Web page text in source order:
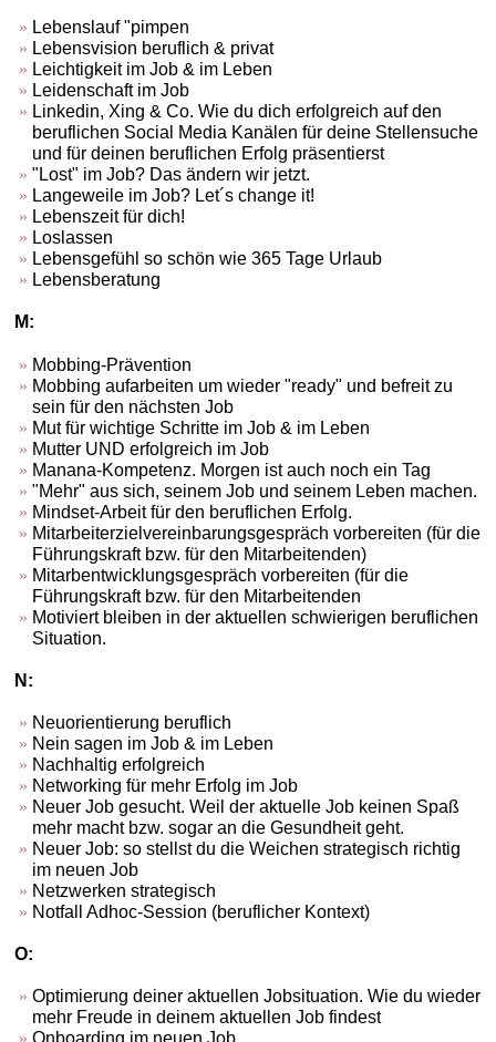
Lebenslauf "pimpen
Lebensvision beruflich & privat
Leichtigkeit im Job & im Leben
Leidenschaft im Job
Linkedin, Xing & Co. Wie du dich erfolgreich auf den
beruflichen Social Media Kanälen für deine Stellensuche
und für deinen beruflichen Erfolg präsentierst
"Lost" im Job? Das ändern wir jetzt.
Langeweile im Job? Let´s change it!
Lebenszeit für dich!
Loslassen
Lebensgefühl so schön wie 365 Tage Urlaub
Lebensberatung
M:
Mobbing-Prävention
Mobbing aufarbeiten um wieder "ready" und befreit zu
sein für den nächsten Job
Mut für wichtige Schritte im Job & im Leben
Mutter UND erfolgreich im Job
Manana-Kompetenz. Morgen ist auch noch ein Tag
"Mehr" aus sich, seinem Job und seinem Leben machen.
Mindset-Arbeit für den beruflichen Erfolg.
Mitarbeiterzielvereinbarungsgespräch vorbereiten (für die
Führungskraft bzw. für den Mitarbeitenden)
Mitarbentwicklungsgespräch vorbereiten (für die
Führungskraft bzw. für den Mitarbeitenden
Motiviert bleiben in der aktuellen schwierigen beruflichen
Situation.
N:
Neuorientierung beruflich
Nein sagen im Job & im Leben
Nachhaltig erfolgreich
Networking für mehr Erfolg im Job
Neuer Job gesucht. Weil der aktuelle Job keinen Spaß
mehr macht bzw. sogar an die Gesundheit geht.
Neuer Job: so stellst du die Weichen strategisch richtig
im neuen Job
Netzwerken strategisch
Notfall Adhoc-Session (beruflicher Kontext)
O:
Optimierung deiner aktuellen Jobsituation. Wie du wieder
mehr Freude in deinem aktuellen Job findest